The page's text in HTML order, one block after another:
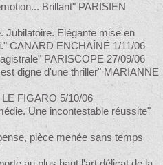
Brillant" PARISIEN
Jubilatoire. Elégante mise en
CANARD ENCHAÎNÉ 1/11/06
PARISCOPE 27/09/06
digne d'une thriller" MARIANNE
FIGARO 5/10/06
Une incontestable réussite"
pièce menée sans temps